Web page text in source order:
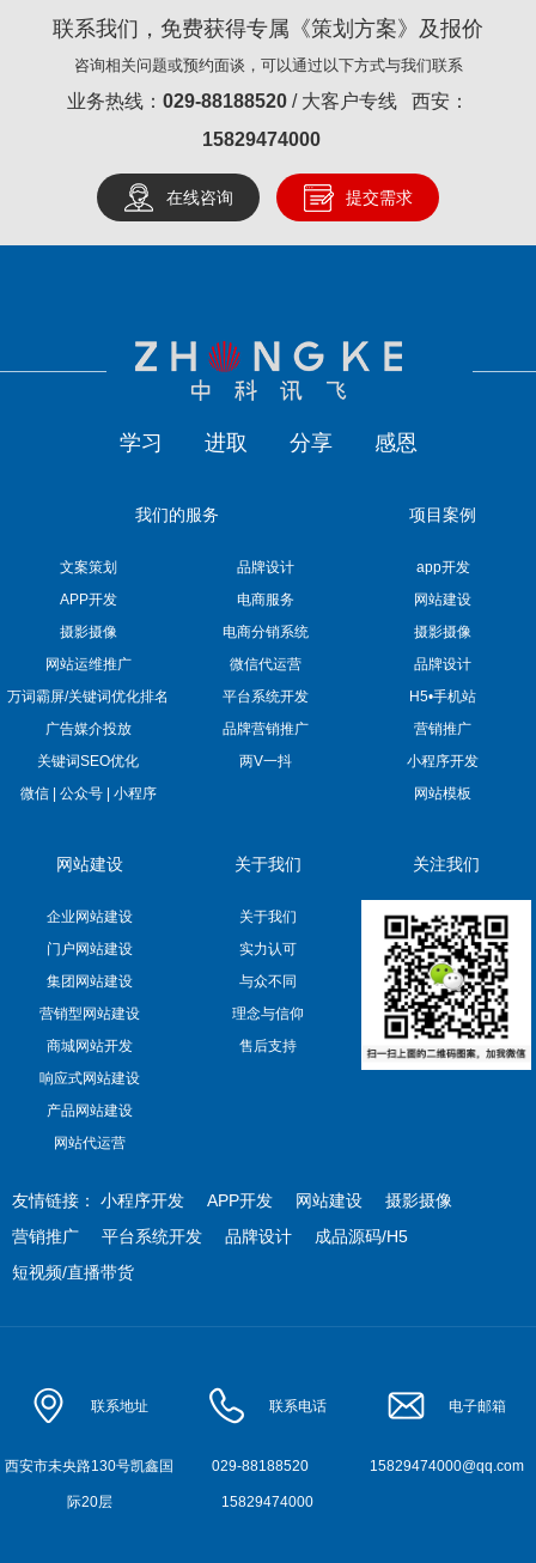
联系我们，免费获得专属《策划方案》及报价
咨询相关问题或预约面谈，可以通过以下方式与我们联系
业务热线： 029-88188520 / 大客户专线 西安：
15829474000
在线咨询 提交需求
学习 进取 分享 感恩
我们的服务
文案策划
品牌设计
APP开发
电商服务
摄影摄像
电商分销系统
网站运维推广
微信代运营
万词霸屏/关键词优化排名
平台系统开发
广告媒介投放
品牌营销推广
关键词SEO优化
两V一抖
微信 | 公众号 | 小程序
项目案例
app开发
网站建设
摄影摄像
品牌设计
H5•手机站
营销推广
小程序开发
网站模板
网站建设
企业网站建设
门户网站建设
集团网站建设
营销型网站建设
商城网站开发
响应式网站建设
产品网站建设
网站代运营
关于我们
关于我们
实力认可
与众不同
理念与信仰
售后支持
关注我们
友情链接： 小程序开发 APP开发 网站建设
摄影摄像
营销推广
平台系统开发 品牌设计
成品源码/H5
短视频/直播带货
联系地址
西安市未央路130号凯鑫国
际20层
联系电话
029-88188520
15829474000
电子邮箱
15829474000@qq.com